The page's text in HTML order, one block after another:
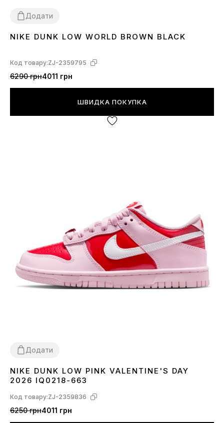
Додати
3637 384041 4244
NIKE DUNK LOW WORLD BROWN BLACK
Код товару:ZJ-2359795
6290 грн4011 грн
ШВИДКА ПОКУПКА
Додати
3637 383940 41
NIKE DUNK LOW PINK VALENTINE'S DAY
2026 IQ0218-663
Код товару:ZJ-2359836
6250 грн4011 грн